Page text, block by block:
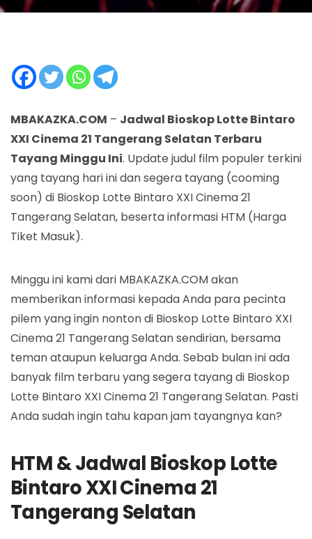
MBAKAZKA.COM – Jadwal Bioskop Lotte Bintaro
XXI Cinema 21 Tangerang Selatan Terbaru
Tayang Minggu Ini. Update judul film populer terkini
yang tayang hari ini dan segera tayang (cooming
soon) di Bioskop Lotte Bintaro XXI Cinema 21
Tangerang Selatan, beserta informasi HTM (Harga
Tiket Masuk).
Minggu ini kami dari MBAKAZKA.COM akan
memberikan informasi kepada Anda para pecinta
pilem yang ingin nonton di Bioskop Lotte Bintaro XXI
Cinema 21 Tangerang Selatan sendirian, bersama
teman ataupun keluarga Anda. Sebab bulan ini ada
banyak film terbaru yang segera tayang di Bioskop
Lotte Bintaro XXI Cinema 21 Tangerang Selatan. Pasti
Anda sudah ingin tahu kapan jam tayangnya kan?
HTM & Jadwal Bioskop Lotte
Bintaro XXI Cinema 21
Tangerang Selatan